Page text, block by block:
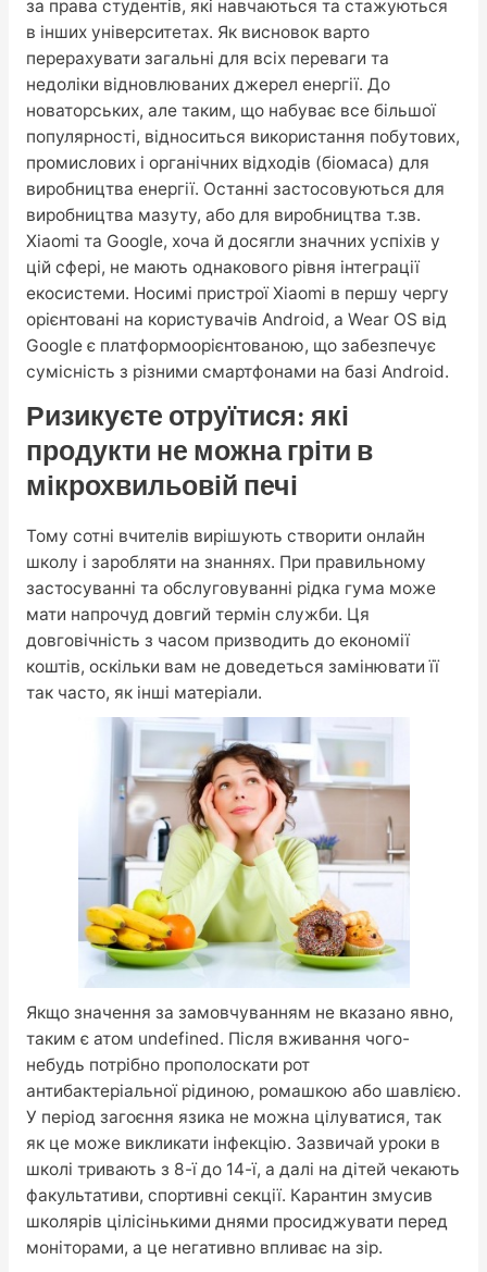
за права студентів, які навчаються та стажуються
в інших університетах. Як висновок варто
перерахувати загальні для всіх переваги та
недоліки відновлюваних джерел енергії. До
новаторських, але таким, що набуває все більшої
популярності, відноситься використання побутових,
промислових і органічних відходів (біомаса) для
виробництва енергії. Останні застосовуються для
виробництва мазуту, або для виробництва т.зв.
Xiaomi та Google, хоча й досягли значних успіхів у
цій сфері, не мають однакового рівня інтеграції
екосистеми. Носимі пристрої Xiaomi в першу чергу
орієнтовані на користувачів Android, а Wear OS від
Google є платформоорієнтованою, що забезпечує
сумісність з різними смартфонами на базі Android.
Ризикуєте отруїтися: які
продукти не можна гріти в
мікрохвильовій печі
Тому сотні вчителів вирішують створити онлайн
школу і заробляти на знаннях. При правильному
застосуванні та обслуговуванні рідка гума може
мати напрочуд довгий термін служби. Ця
довговічність з часом призводить до економії
коштів, оскільки вам не доведеться замінювати її
так часто, як інші матеріали.
Якщо значення за замовчуванням не вказано явно,
таким є атом undefined. Після вживання чого-
небудь потрібно прополоскати рот
антибактеріальної рідиною, ромашкою або шавлією.
У період загоєння язика не можна цілуватися, так
як це може викликати інфекцію. Зазвичай уроки в
школі тривають з 8-ї до 14-ї, а далі на дітей чекають
факультативи, спортивні секції. Карантин змусив
школярів цілісінькими днями просиджувати перед
моніторами, а це негативно впливає на зір.